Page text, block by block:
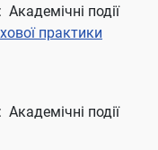
Академічні події
практики
Академічні події